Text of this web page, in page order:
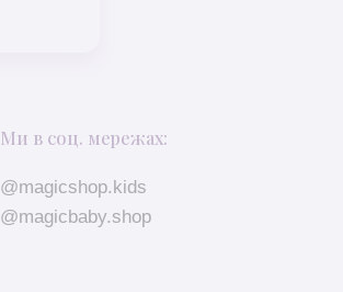
Ми в соц. мережах:
@magicshop.kids
@magicbaby.shop